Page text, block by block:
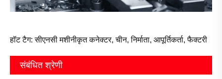
हॉट टैग: सीएनसी मशीनीकृत कनेक्टर, चीन, निर्माता, आपूर्तिकर्ता, फैक्टरी
संबंधित श्रेणी